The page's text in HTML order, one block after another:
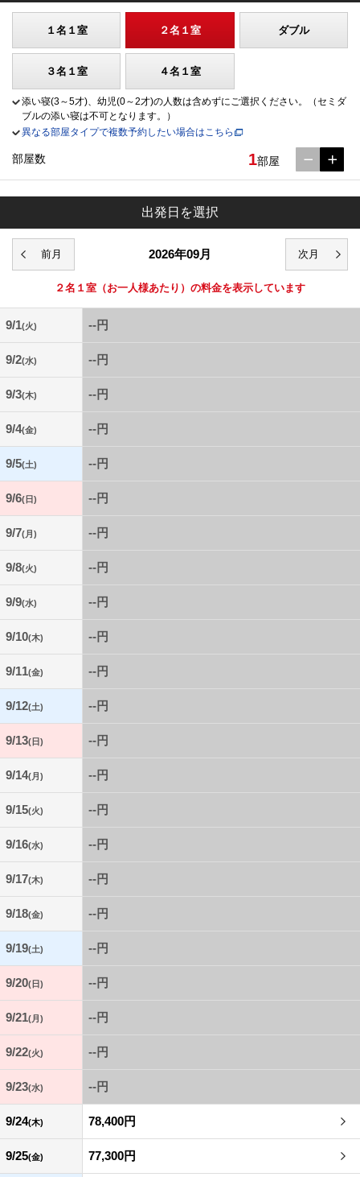
１名１室 ２名１室 ダブル
３名１室 ４名１室
添い寝(3～5才)、幼児(0～2才)の人数は含めずにご選択ください。（セミダ
ブルの添い寝は不可となります。）
異なる部屋タイプで複数予約したい場合はこちら
部屋数 1部屋
出発日を選択
2026年09月
２名１室 （お一人様あたり）の料金を表示しています
9/1(火) --円
9/2(水) --円
9/3(木) --円
9/4(金) --円
9/5(土) --円
9/6(日) --円
9/7(月) --円
9/8(火) --円
9/9(水) --円
9/10(木) --円
9/11(金) --円
9/12(土) --円
9/13(日) --円
9/14(月) --円
9/15(火) --円
9/16(水) --円
9/17(木) --円
9/18(金) --円
9/19(土) --円
9/20(日) --円
9/21(月) --円
9/22(火) --円
9/23(水) --円
9/24(木) 78,400円
9/25(金) 77,300円